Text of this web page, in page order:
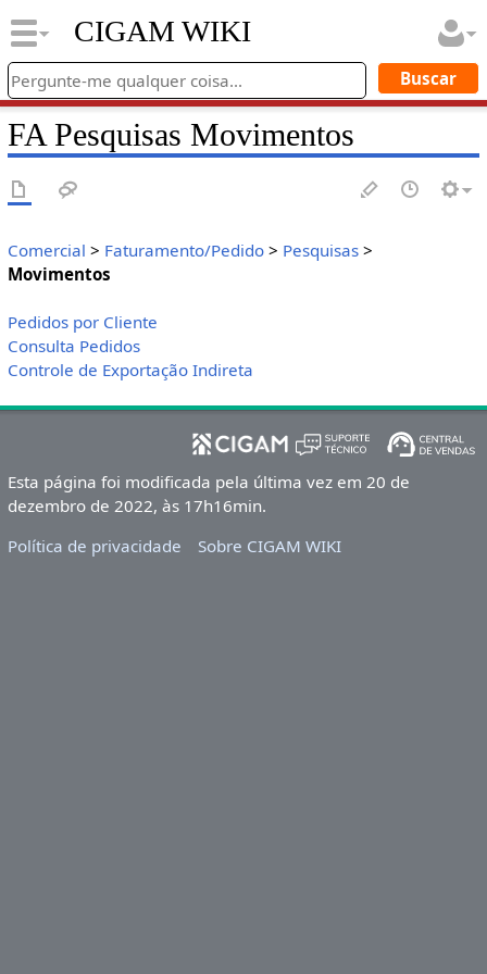
CIGAM WIKI
FA Pesquisas Movimentos
Comercial > Faturamento/Pedido> Pesquisas>
Movimentos
Pedidos por Cliente
Consulta Pedidos
Controle de Exportação Indireta
Esta página foi modificada pela última vez em 20 de
dezembro de 2022, às 17h16min.
Política de privacidade
Sobre CIGAM WIKI